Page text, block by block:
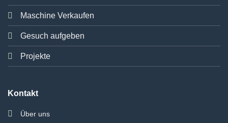
Maschine Verkaufen
Gesuch aufgeben
Projekte
Kontakt
Über uns